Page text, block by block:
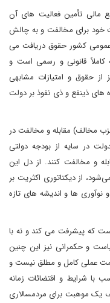
مالی تأمین فعالیت های آن
خود برای مخالفت و به چالش
کشور حقوق دریافت می
کاملاً قانونی و رسمی است و
از حقوق و امتیازات مشابهی
های ذینفع و ذی نفوذ بر دولت
مخالف) مقابله و مخالفت در
در سایه از بودجه دولتی
و مخالفت کنند. از دل این
از دیکتاتوری اکثریت بر
ها و اندیشه های تازه
است که پیشرفت می کند و نه با
و حکمرانی نیز این چنین
عملی کامل و مطلق نیست و
با شرایط و اقتضائات زمانه
موهبت برای مردمسالاری